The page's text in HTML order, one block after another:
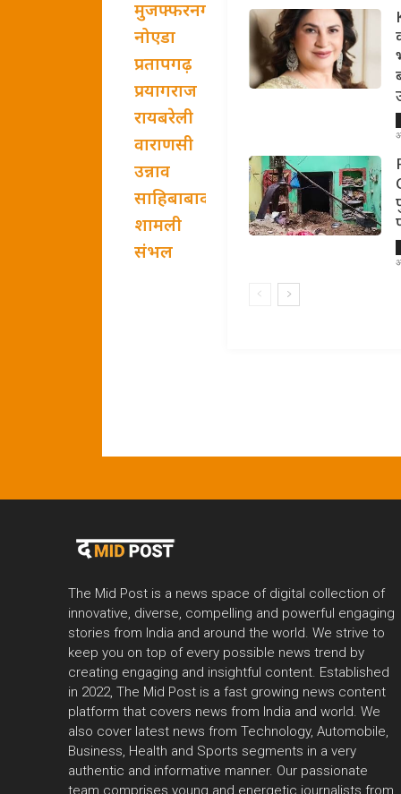
मुजफ्फरनगर
नोएडा
प्रतापगढ़
प्रयागराज
रायबरेली
वाराणसी
उन्नाव
साहिबाबाद
शामली
संभल
The Mid Post is a news space of digital collection of
innovative, diverse, compelling and powerful engaging
stories from India and around the world. We strive to
keep you on top of every possible news trend by
creating engaging and insightful content. Established
in 2022, The Mid Post is a fast growing news content
platform that covers news from India and world. We
also cover latest news from Technology, Automobile,
Business, Health and Sports segments in a very
authentic and informative manner. Our passionate
team comprises young and energetic journalists from